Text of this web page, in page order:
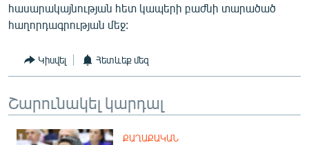
հասարակայնության հետ կապերի բաժնի տարածած
հաղորդագրության մեջ:
Կիսվել Հետևեք մեզ
Շարունակել կարդալ
ՔԱՂԱՔԱԿԱՆ